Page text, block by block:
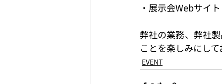
・展示会Webサイ
弊社の業務、弊社
ことを楽しみにし
EVENT